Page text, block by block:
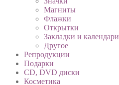
Магниты
Флажки
Открытки
Закладки и календари
Другое
Репродукции
Подарки
CD, DVD диски
Косметика